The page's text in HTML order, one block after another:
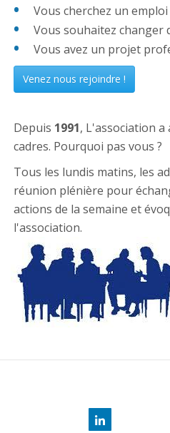
Vous cherchez un emploi
Vous souhaitez changer
Vous avez un projet
Venez nous rejoindre !
Depuis 1991, L'association a
cadres. Pourquoi pas vous ?
Tous les lundis matins, les
réunion plénière pour
actions de la semaine et
l'association.